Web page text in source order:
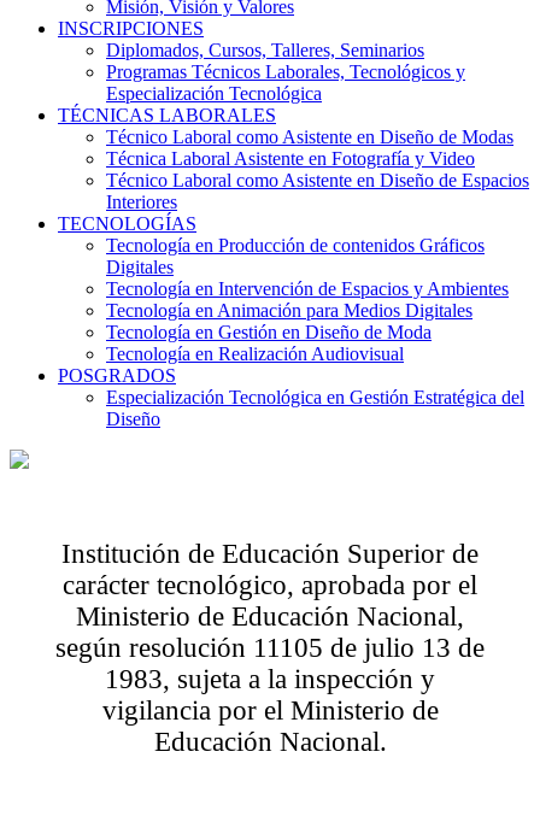
Misión, Visión y Valores
INSCRIPCIONES
Diplomados, Cursos, Talleres, Seminarios
Programas Técnicos Laborales, Tecnológicos y
Especialización Tecnológica
TÉCNICAS LABORALES
Técnico Laboral como Asistente en Diseño de Modas
Técnica Laboral Asistente en Fotografía y Video
Técnico Laboral como Asistente en Diseño de Espacios
Interiores
TECNOLOGÍAS
Tecnología en Producción de contenidos Gráficos
Digitales
Tecnología en Intervención de Espacios y Ambientes
Tecnología en Animación para Medios Digitales
Tecnología en Gestión en Diseño de Moda
Tecnología en Realización Audiovisual
POSGRADOS
Especialización Tecnológica en Gestión Estratégica del
Diseño
Institución de Educación Superior de
carácter tecnológico, aprobada por el
Ministerio de Educación Nacional,
según resolución 11105 de julio 13 de
1983, sujeta a la inspección y
vigilancia por el Ministerio de
Educación Nacional.